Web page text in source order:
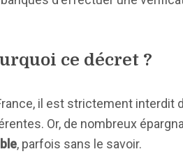
ce décret ?
il est strictement interdit
Or, de nombreux
, parfois sans le savoir.